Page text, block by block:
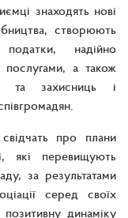
знаходять нові
створюють
надійно
послугами, а також
та захисниць і
про плани
які перевищують
за результатами
серед своїх
динаміку